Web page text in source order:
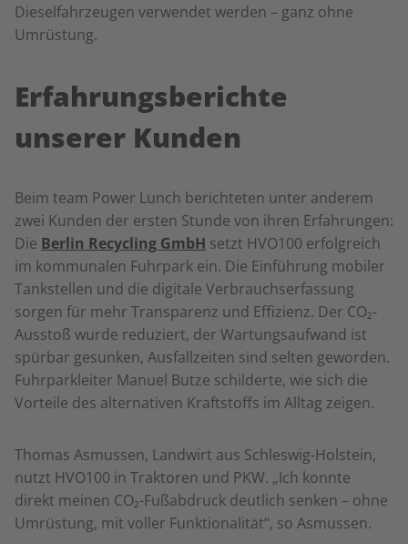
Dieselfahrzeugen verwendet werden – ganz ohne
Umrüstung.
Erfahrungsberichte
unserer Kunden
Beim team Power Lunch berichteten unter anderem
zwei Kunden der ersten Stunde von ihren Erfahrungen:
Die Berlin Recycling GmbH setzt HVO100 erfolgreich
im kommunalen Fuhrpark ein. Die Einführung mobiler
Tankstellen und die digitale Verbrauchserfassung
sorgen für mehr Transparenz und Effizienz. Der CO₂-
Ausstoß wurde reduziert, der Wartungsaufwand ist
spürbar gesunken, Ausfallzeiten sind selten geworden.
Fuhrparkleiter Manuel Butze schilderte, wie sich die
Vorteile des alternativen Kraftstoffs im Alltag zeigen.
Thomas Asmussen, Landwirt aus Schleswig-Holstein,
nutzt HVO100 in Traktoren und PKW. „Ich konnte
direkt meinen CO₂-Fußabdruck deutlich senken – ohne
Umrüstung, mit voller Funktionalität“, so Asmussen.